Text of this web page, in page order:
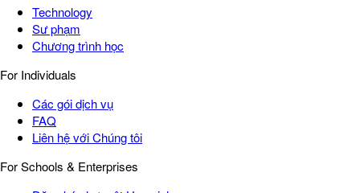
Technology
Sư phạm
Chương trình học
For Individuals
Các gói dịch vụ
FAQ
Liên hệ với Chúng tôi
For Schools & Enterprises